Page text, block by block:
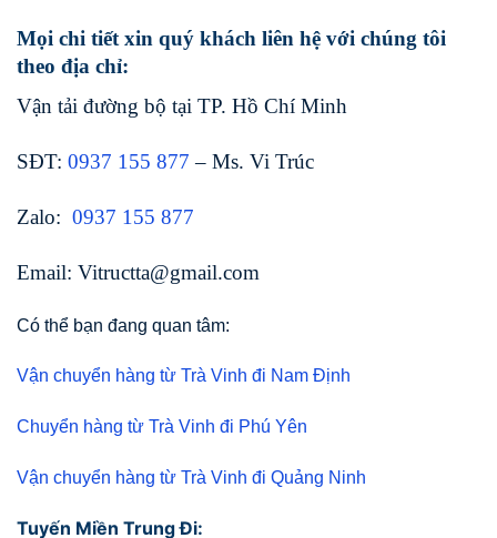
Mọi chi tiết xin quý khách liên hệ với chúng tôi
theo địa chỉ:
Vận tải đường bộ tại TP. Hồ Chí Minh
SĐT: 0937 155 877 – Ms. Vi Trúc
Zalo: 0937 155 877
Email: Vitructta@gmail.com
Có thể bạn đang quan tâm:
Vận chuyển hàng từ Trà Vinh đi Nam Định
Chuyển hàng từ Trà Vinh đi Phú Yên
Vận chuyển hàng từ Trà Vinh đi Quảng Ninh
Tuyến Miền Trung Đi: